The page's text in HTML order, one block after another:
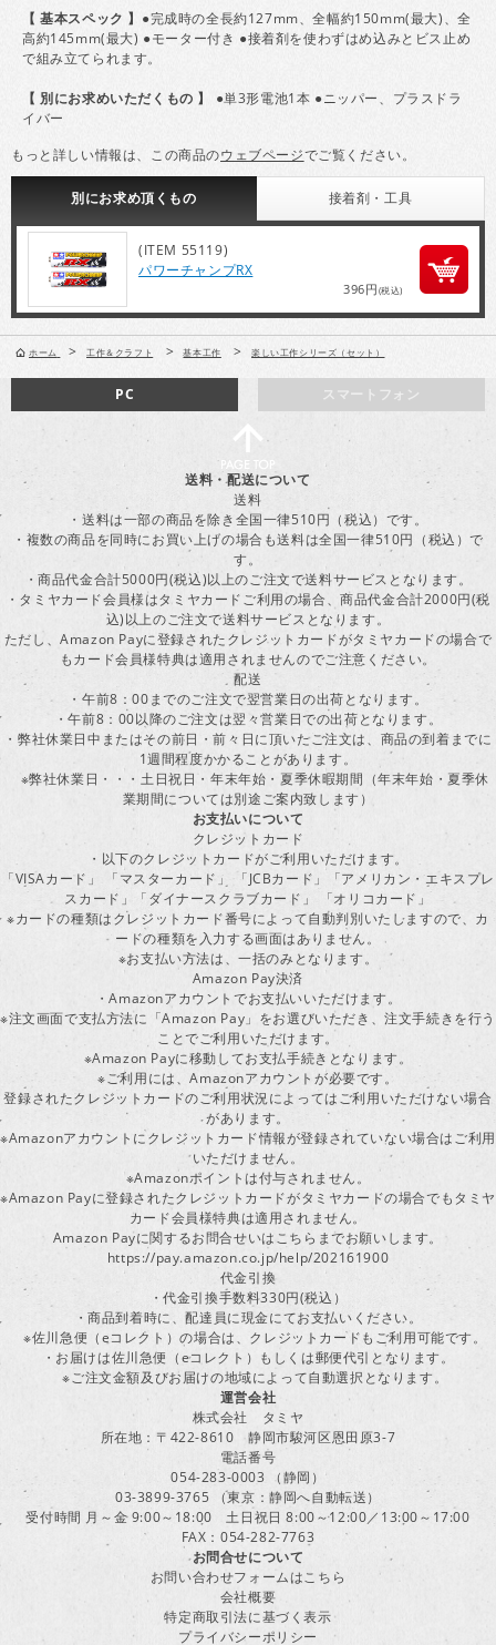
【 基本スペック 】 ●完成時の全長約127mm、全幅約150mm(最大)、全
高約145mm(最大) ●モーター付き ●接着剤を使わずはめ込みとビス止め
で組み立てられます。
【 別にお求めいただくもの 】 ●単3形電池1本 ●ニッパー、プラスドラ
イバー
もっと詳しい情報は、この商品のウェブページでご覧ください。
別にお求め頂くもの 接着剤・工具
(ITEM 55119)
パワーチャンプRX
396円(税込)
ホーム > 工作＆クラフト > 基本工作 > 楽しい工作シリーズ（セット）
スマートフォン
PC
送料・配送について
送料
・送料は一部の商品を除き全国一律510円（税込）です。
・複数の商品を同時にお買い上げの場合も送料は全国一律510円（税込）で
す。
・商品代金合計5000円(税込)以上のご注文で送料サービスとなります。
・タミヤカード会員様はタミヤカードご利用の場合、商品代金合計2000円(税
込)以上のご注文で送料サービスとなります。
ただし、Amazon Payに登録されたクレジットカードがタミヤカードの場合で
もカード会員様特典は適用されませんのでご注意ください。
配送
・午前8：00までのご注文で翌営業日の出荷となります。
・午前8：00以降のご注文は翌々営業日での出荷となります。
・弊社休業日中またはその前日・前々日に頂いたご注文は、商品の到着までに
1週間程度かかることがあります。
※弊社休業日・・・土日祝日・年末年始・夏季休暇期間（年末年始・夏季休
業期間については別途ご案内致します）
お支払いについて
クレジットカード
・以下のクレジットカードがご利用いただけます。
「VISAカード」 「マスターカード」 「JCBカード」「アメリカン・エキスプレ
スカード」「ダイナースクラブカード」 「オリコカード」
※カードの種類はクレジットカード番号によって自動判別いたしますので、カ
ードの種類を入力する画面はありません。
※お支払い方法は、一括のみとなります。
Amazon Pay決済
・Amazonアカウントでお支払いいただけます。
※注文画面で支払方法に「Amazon Pay」をお選びいただき、注文手続きを行う
ことでご利用いただけます。
※Amazon Payに移動してお支払手続きとなります。
※ご利用には、Amazonアカウントが必要です。
登録されたクレジットカードのご利用状況によってはご利用いただけない場合
があります。
※Amazonアカウントにクレジットカード情報が登録されていない場合はご利用
いただけません。
※Amazonポイントは付与されません。
※Amazon Payに登録されたクレジットカードがタミヤカードの場合でもタミヤ
カード会員様特典は適用されません。
Amazon Payに関するお問合せいはこちらまでお願いします。
https://pay.amazon.co.jp/help/202161900
代金引換
・代金引換手数料330円(税込）
・商品到着時に、配達員に現金にてお支払いください。
※佐川急便（eコレクト）の場合は、クレジットカードもご利用可能です。
・お届けは佐川急便（eコレクト）もしくは郵便代引となります。
※ご注文金額及びお届けの地域によって自動選択となります。
運営会社
株式会社 タミヤ
所在地：〒422-8610 静岡市駿河区恩田原3-7
電話番号
054-283-0003 （静岡）
03-3899-3765 （東京：静岡へ自動転送）
受付時間 月～金 9:00～18:00 土日祝日 8:00～12:00／13:00～17:00
FAX：054-282-7763
お問合せについて
お問い合わせフォームはこちら
会社概要
特定商取引法に基づく表示
プライバシーポリシー